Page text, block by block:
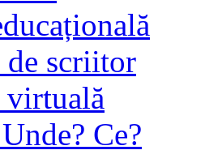
de scriitor
virtuală
Ce?